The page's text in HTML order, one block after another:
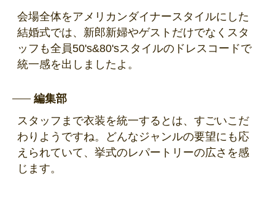
会場全体をアメリカンダイナースタイルにした
結婚式では、新郎新婦やゲストだけでなくスタ
ッフも全員50's&80'sスタイルのドレスコードで
統一感を出しましたよ。
編集部
スタッフまで衣装を統一するとは、すごいこだ
わりようですね。どんなジャンルの要望にも応
えられていて、挙式のレパートリーの広さを感
じます。